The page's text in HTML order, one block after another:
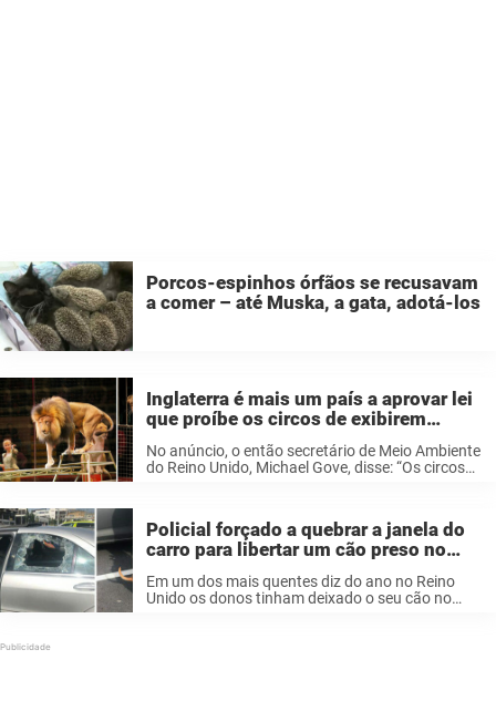
Porcos-espinhos órfãos se recusavam
a comer – até Muska, a gata, adotá-los
Inglaterra é mais um país a aprovar lei
que proíbe os circos de exibirem
animais selvagens
No anúncio, o então secretário de Meio Ambiente
do Reino Unido, Michael Gove, disse: “Os circos
esta legislação acabará com ...
Policial forçado a quebrar a janela do
carro para libertar um cão preso no
calor por horas
Em um dos mais quentes diz do ano no Reino
Unido os donos tinham deixado o seu cão no